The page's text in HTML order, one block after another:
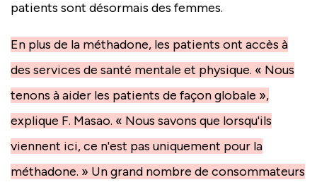
patients sont désormais des femmes.
En plus de la méthadone, les patients ont accès à
des services de santé mentale et physique. « Nous
tenons à aider les patients de façon globale »,
explique F. Masao. « Nous savons que lorsqu'ils
viennent ici, ce n'est pas uniquement pour la
méthadone. » Un grand nombre de consommateurs